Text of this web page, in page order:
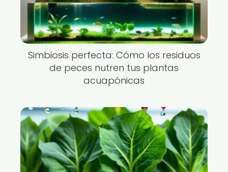
Simbiosis perfecta: Cómo los residuos
de peces nutren tus plantas
acuapónicas